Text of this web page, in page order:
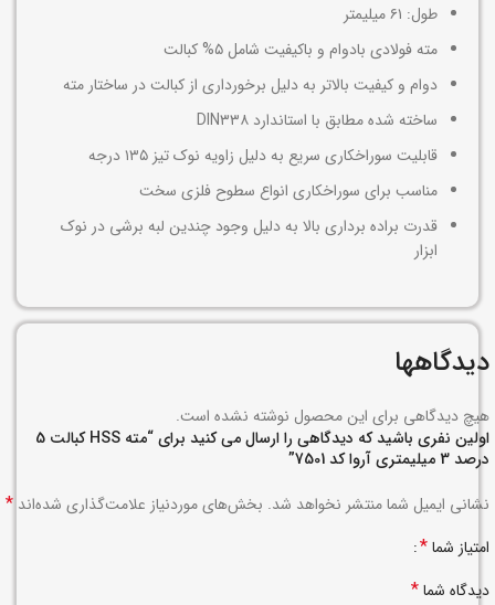
طول: ۶۱ میلیمتر
مته فولادی بادوام و باکیفیت شامل ۵% کبالت
دوام و کیفیت بالاتر به دلیل برخورداری از کبالت در ساختار مته
ساخته شده مطابق با استاندارد DIN۳۳۸
قابلیت سوراخکاری سریع به دلیل زاویه نوک تیز ۱۳۵ درجه
مناسب برای سوراخکاری انواع سطوح فلزی سخت
قدرت براده برداری بالا به دلیل وجود چندین لبه برشی در نوک
ابزار
دیدگاهها
هیچ دیدگاهی برای این محصول نوشته نشده است.
اولین نفری باشید که دیدگاهی را ارسال می کنید برای “مته HSS کبالت 5
درصد 3 میلیمتری آروا کد 7501”
نشانی ایمیل شما منتشر نخواهد شد. بخش‌های موردنیاز علامت‌گذاری شده‌اند *
امتیاز شما*
دیدگاه شما*